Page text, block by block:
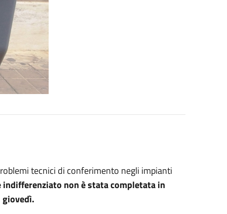
tecnici di conferimento negli impianti
indifferenziato non è stata completata in
giovedì.